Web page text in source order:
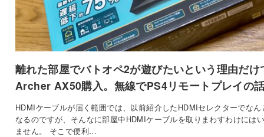
離れた部屋でバトオペ2が遊びたいという理由だけ
Archer AX50購入。無線でPS4リモートプレイの
HDMIケーブルが届く範囲では、以前紹介したHDMIセレクターでなん
なるのですが、そんなに部屋中HDMIケーブルを取りまわすわけには
ません。 そこで便利…